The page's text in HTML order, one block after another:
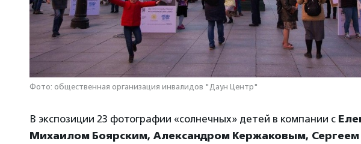
Фото: общественная организация инвалидов "Даун Центр"
В экспозиции 23 фотографии «солнечных» детей в компании с
Михаилом Боярским, Александром Кержаковым,